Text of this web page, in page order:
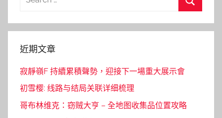
近期文章
寂靜嶺F 持續累積聲勢，迎接下一場重大展示會
初雪樱: 线路与结局关联详细梳理
哥布林维克：窃贼大亨 – 全地图收集品位置攻略